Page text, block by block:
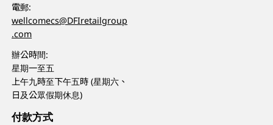
電郵:
wellcomecs@DFIretailgroup
.com
辦公時間:
星期一至五
上午九時至下午五時 (星期六、
日及公眾假期休息)
付款方式